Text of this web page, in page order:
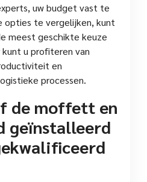
uw budget vast te
opties te vergelijken, kunt
meest geschikte keuze
u profiteren van
en
processen.
de moffett en
geïnstalleerd